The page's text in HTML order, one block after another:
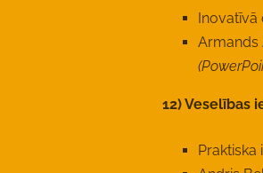
Inovatīvā
Armands
12) Veselības
Praktiska